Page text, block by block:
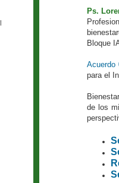
Ps.
Bloque
Acuerdo
para el
de los